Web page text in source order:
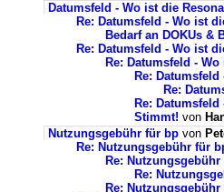
Datumsfeld - Wo ist die
Re: Datumsfeld - Wo ist
Bedarf an DOKUs &
Re: Datumsfeld - Wo ist
Re: Datumsfeld -
Re:
Re:
Re:
Stimmt! von
Nutzungsgebühr für bp von
Re: Nutzungsgebühr für
Re:
Re:
Re: